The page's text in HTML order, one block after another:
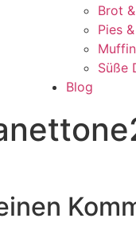
Brot
Pies
Süße
Blog